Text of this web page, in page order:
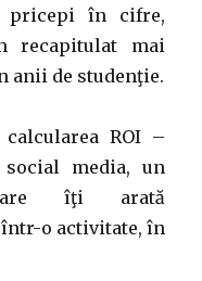
pricepi în cifre,
recapitulat mai
anii de studenţie.
ROI –
media, un
îţi arată
o activitate, în